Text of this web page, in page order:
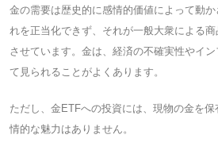
金の需要は歴史的に感情的価値によって動
れを正当化できず、それが一般大衆による
させています。金は、経済の不確実性やイ
て見られることがよくあります。
ただし、金ETFへの投資には、現物の金を
情的な魅力はありません。